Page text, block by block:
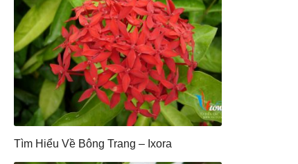
Tìm Hiểu Về Bông Trang – Ixora